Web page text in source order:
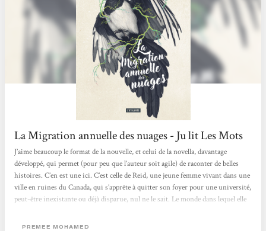
La Migration annuelle des nuages - Ju lit Les Mots
J’aime beaucoup le format de la nouvelle, et celui de la novella, davantage
développé, qui permet (pour peu que l’auteur soit agile) de raconter de belles
histoires. C’en est une ici. C’est celle de Reid, une jeune femme vivant dans une
ville en ruines du Canada, qui s’apprête à quitter son foyer pour une université,
peut-être inexistante ou déjà disparue, nul ne le sait. Le monde dans lequel elle
par les générations précédentes. Elle est un élément...
PREMEE MOHAMED